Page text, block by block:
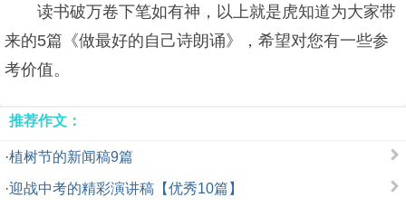
读书破万卷下笔如有神，以上就是虎知道为大家带
来的5篇《做最好的自己诗朗诵》，希望对您有一些参
考价值。
推荐作文：
·植树节的新闻稿9篇
·迎战中考的精彩演讲稿【优秀10篇】